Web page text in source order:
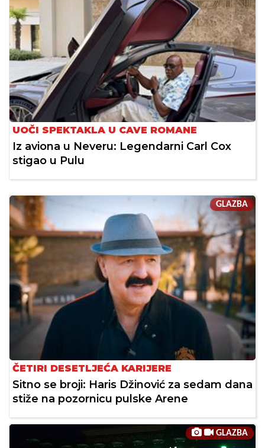
UOČI SPEKTAKLA U CAVE ROMANE
Iz aviona u Neveru: Legendarni Carl Cox
stigao u Pulu
GLAZBA
ČETIRI DESETLJEĆA KARIJERE
Sitno se broji: Haris Džinović za sedam dana
stiže na pozornicu pulske Arene
GLAZBA